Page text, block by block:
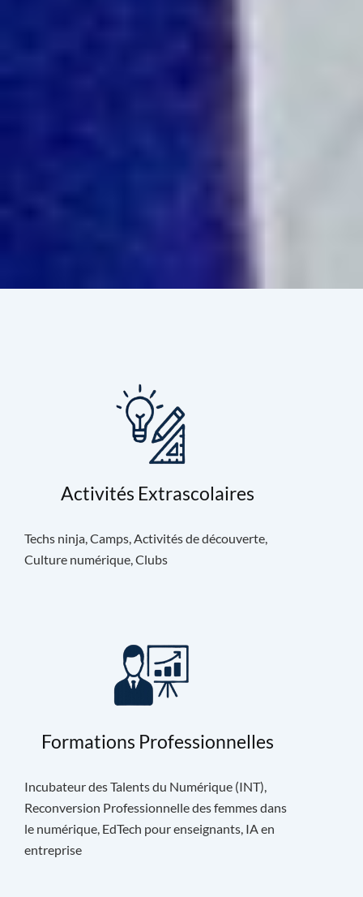
Activités Extrascolaires
Techs ninja, Camps, Activités de découverte,
Culture numérique, Clubs
Formations Professionnelles
Incubateur des Talents du Numérique (INT),
Reconversion Professionnelle des femmes dans
le numérique, EdTech pour enseignants, IA en
entreprise